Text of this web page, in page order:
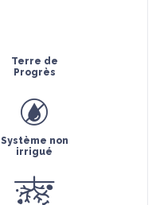
Terre de
Progrès
Système non
irrigué